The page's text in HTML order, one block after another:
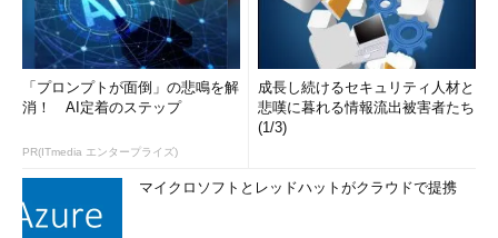
「プロンプトが面倒」の悲鳴を解
消！ AI定着のステップ
PR(ITmedia エンタープライズ)
成長し続けるセキュリティ人材と
悲嘆に暮れる情報流出被害者たち
(1/3)
マイクロソフトとレッドハットがクラウドで提携